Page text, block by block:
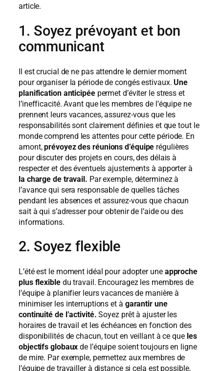
article.
1. Soyez prévoyant et bon
communicant
Il est crucial de ne pas attendre le dernier moment
pour organiser la période de congés estivaux. Une
planification anticipéepermet d’éviter le stress et
l’inefficacité. Avant que les membres de l’équipe ne
prennent leurs vacances, assurez-vous que les
responsabilités sont clairement définies et que tout le
monde comprend les attentes pour cette période. En
amont,prévoyez des réunions d’équipe régulières
pour discuter des projets en cours, des délais à
respecter et des éventuels ajustements à apporter à
la charge de travail. Par exemple, déterminez à
l’avance qui sera responsable de quelles tâches
pendant les absences et assurez-vous que chacun
sait à qui s’adresser pour obtenir de l’aide ou des
informations.
2. Soyez flexible
L’été est le moment idéal pour adopter une approche
plus flexibledu travail. Encouragez les membres de
l’équipe à planifier leurs vacances de manière à
minimiser les interruptions et à garantir une
continuité de l’activité. Soyez prêt à ajuster les
horaires de travail et les échéances en fonction des
disponibilités de chacun, tout en veillant à ce que les
objectifs globaux de l’équipe soient toujours en ligne
de mire. Par exemple, permettez aux membres de
l’équipe de travailler à distance si cela est possible,